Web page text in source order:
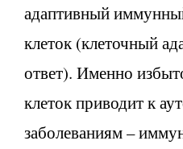
адаптивный
клеток (клеточный
ответ). Именно
клеток приводит к
заболеваниям –